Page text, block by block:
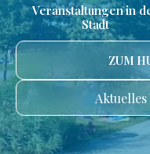
Veranstaltungen in
Stadt
ZUM
Aktuelles